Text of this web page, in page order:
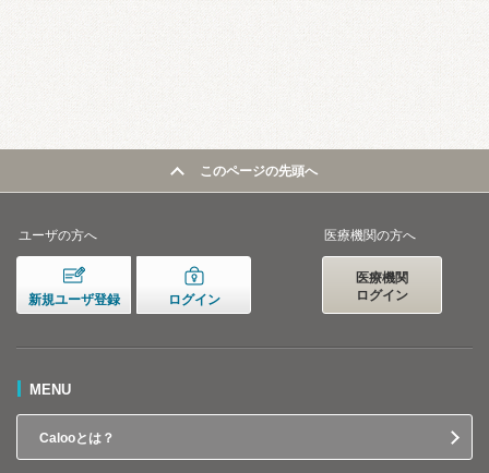
このページの先頭へ
ユーザの方へ
新規ユーザ登録 ログイン
医療機関の方へ
医療機関
ログイン
MENU
Calooとは？